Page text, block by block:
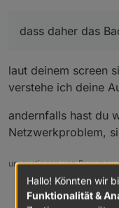
auch
nicht
dass daher das
laut deinem screen
verstehe ich deine
andernfalls hast du
Netzwerkproblem,
umgestiegen von Proxmox
Hallo! Könnten wir
Funktionalität &